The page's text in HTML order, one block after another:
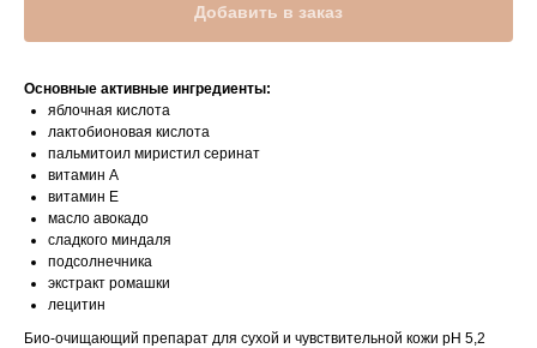
Добавить в заказ
Основные активные ингредиенты:
яблочная кислота
лактобионовая кислота
пальмитоил миристил серинат
витамин А
витамин Е
масло авокадо
сладкого миндаля
подсолнечника
экстракт ромашки
лецитин
Био-очищающий препарат для сухой и чувствительной кожи рН 5,2